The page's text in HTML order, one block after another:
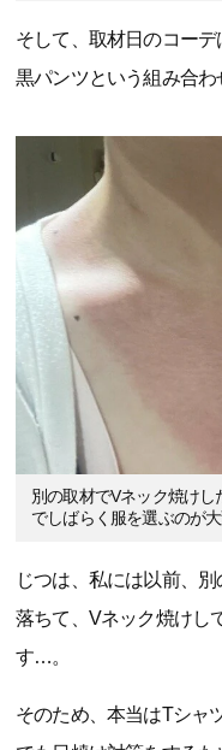
そして、取材日のコーデ
黒パンツという組み合わ
別の取材でVネック焼け
でしばらく服を選ぶのが
じつは、私には以前、
落ちて、Vネック焼けし
す…。
そのため、本当はTシャ